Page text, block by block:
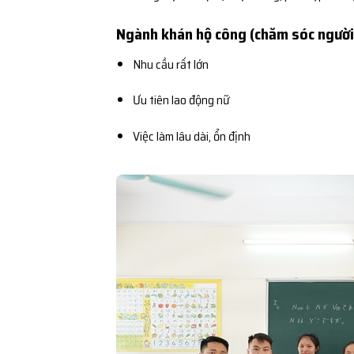
Ngành khán hộ công (chăm sóc
Nhu cầu rất lớn
Ưu tiên lao động nữ
Việc làm lâu dài, ổn định